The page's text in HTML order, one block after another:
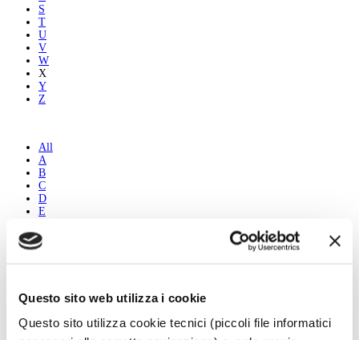
Questo sito web utilizza i cookie
Questo sito utilizza cookie tecnici (piccoli file informatici
S
T
U
V
W
X
Y
Z
All
A
B
C
D
E
G
H
L
N